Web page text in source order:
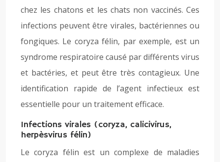
chez les chatons et les chats non vaccinés. Ces
infections peuvent être virales, bactériennes ou
fongiques. Le coryza félin, par exemple, est un
syndrome respiratoire causé par différents virus
et bactéries, et peut être très contagieux. Une
identification rapide de l’agent infectieux est
essentielle pour un traitement efficace.
Infections virales (coryza, calicivirus,
herpèsvirus félin)
Le coryza félin est un complexe de maladies